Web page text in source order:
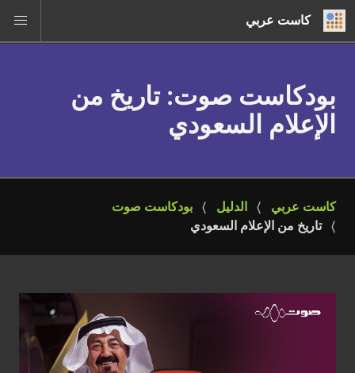
كاست عربي
بودكاست صوت: تاريخ من
الإعلام السعودي
كاست عربي الدليل
بودكاست صوت
تاريخ من الإعلام السعودي